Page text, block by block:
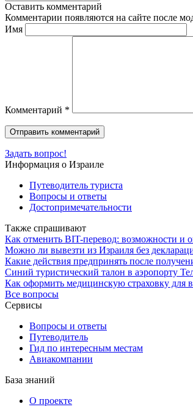
Оставить комментарий
Комментарии появляются на сайте после
Имя
Комментарий *
Задать вопрос!
Информация о Израиле
Путеводитель туриста
Вопросы и ответы
Достопримечательности
Также спрашивают
Как отменить BIT-перевод: возможности и
Можно ли вывезти из Израиля без
Какие действия предпринять после
Синий туристический талон в аэропорту
Как оформить медицинскую страховку для
Все вопросы
Сервисы
Вопросы и ответы
Путеводитель
Гид по интересным местам
Авиакомпании
База знаний
О проекте